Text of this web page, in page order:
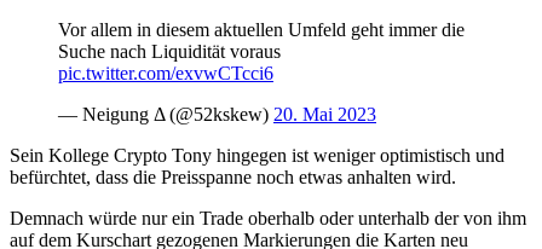
Vor allem in diesem aktuellen Umfeld geht immer die
Suche nach Liquidität voraus
pic.twitter.com/exvwCTcci6
— Neigung Δ (@52kskew) 20. Mai 2023
Sein Kollege Crypto Tony hingegen ist weniger optimistisch und
befürchtet, dass die Preisspanne noch etwas anhalten wird.
Demnach würde nur ein Trade oberhalb oder unterhalb der von ihm
auf dem Kurschart gezogenen Markierungen die Karten neu